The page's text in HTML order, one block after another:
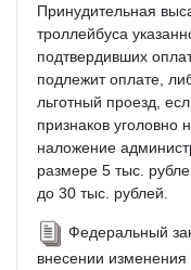
Принудительная
троллейбуса
подтвердивших
подлежит оплате,
льготный проезд,
признаков уголовно
наложение
размере 5 тыс.
до 30 тыс. рублей.
Федеральный
внесении изменения